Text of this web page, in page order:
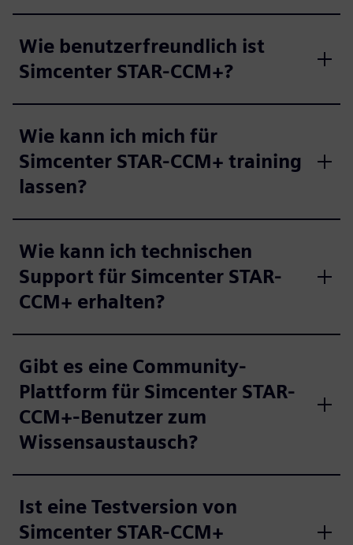
Wie benutzerfreundlich ist
Simcenter STAR-CCM+?
Wie kann ich mich für
Simcenter STAR-CCM+ training
lassen?
Wie kann ich technischen
Support für Simcenter STAR-
CCM+ erhalten?
Gibt es eine Community-
Plattform für Simcenter STAR-
CCM+-Benutzer zum
Wissensaustausch?
Ist eine Testversion von
Simcenter STAR-CCM+